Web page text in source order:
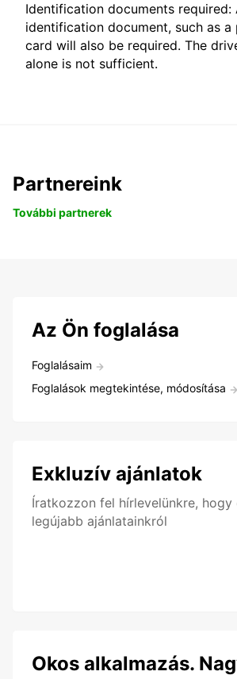
Identification documents required:
identification document, such as a
card will also be required. The
alone is not sufficient.
Partnereink
További partnerek
Az Ön foglalása
Foglalásaim
Foglalások megtekintése, módosítása
Exkluzív ajánlatok
Íratkozzon fel hírlevelünkre, hogy
legújabb ajánlatainkról
Okos alkalmazás.